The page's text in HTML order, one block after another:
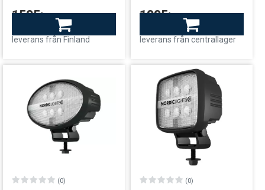
1595:-
leverans från Finland
1995:-
leverans från centrallager
(0) (0)